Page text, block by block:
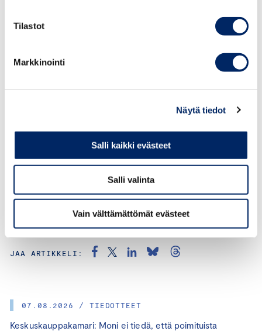
Tilastot
Markkinointi
Näytä tiedot
Salli kaikki evästeet
Salli valinta
Vain välttämättömät evästeet
07.08.2026 / TIEDOTTEET
Keskuskauppakamari: Moni ei tiedä, että poimituista
130 maassa toimivasta kansallisesta osastosta.
järjestöt osallistuvat kansainvälisen kaupan kysymysten
pelisääntöihin. ICC Suomi on Suomen elinkeinoelämän
yhteistyöhön. ICC Suomi toimii Keskuskauppakamarin
yhteydessä.
KATEGORIAT: KANSAINVÄLISET ASIAT, MUUT
JAA ARTIKKELI: